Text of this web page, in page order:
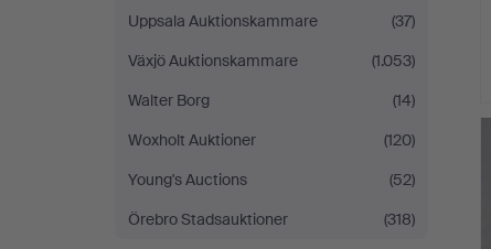
Uppsala Auktionskammare
(37)
Växjö Auktionskammare
(1.053)
Walter Borg
(14)
Woxholt Auktioner
(120)
Young's Auctions
(52)
Örebro Stadsauktioner
(318)